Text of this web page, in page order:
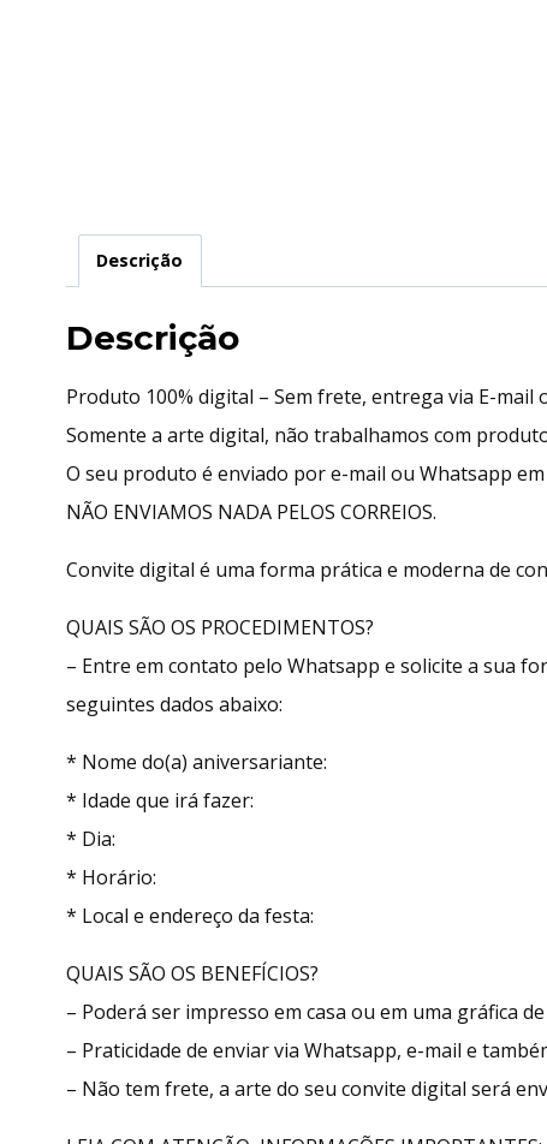
Descrição
Descrição
Produto 100% digital – Sem frete, entrega via E-mail
Somente a arte digital, não trabalhamos com
O seu produto é enviado por e-mail ou Whatsapp
NÃO ENVIAMOS NADA PELOS CORREIOS.
Convite digital é uma forma prática e moderna de
QUAIS SÃO OS PROCEDIMENTOS?
– Entre em contato pelo Whatsapp e solicite a sua
seguintes dados abaixo:
* Nome do(a) aniversariante:
* Idade que irá fazer:
* Dia:
* Horário:
* Local e endereço da festa:
QUAIS SÃO OS BENEFÍCIOS?
– Poderá ser impresso em casa ou em uma gráfica
– Praticidade de enviar via Whatsapp, e-mail e
– Não tem frete, a arte do seu convite digital será